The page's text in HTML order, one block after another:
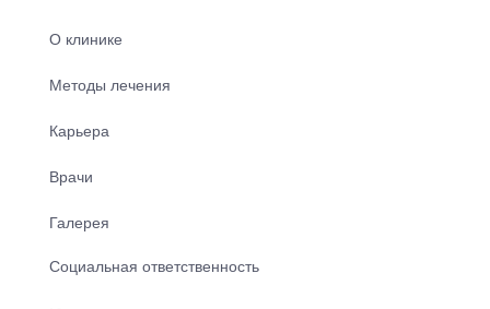
О клинике
Методы лечения
Карьера
Врачи
Галерея
Социальная ответственность